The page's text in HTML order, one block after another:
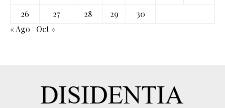
26
27 28 29
30
« Ago
Oct »